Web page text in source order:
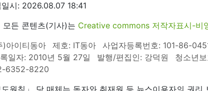
일시: 2026.08.07 18:41
모든 콘텐츠(기사)는 Creative commons 저작자표시-비
)아이티동아
제호: IT동아 사업자등록번호: 101-86-
일자: 2010년 5월 27일
발행/편집인: 강덕원 청소년
6352-8220
도원칙」 당 매체는 독자와 취재원 등 뉴스이용자의 권